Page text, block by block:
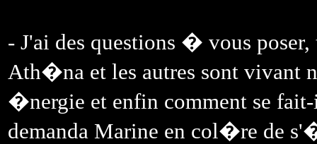
- J'ai des questions � vous
Ath�na et les autres sont vivant
�nergie et enfin comment se
demanda Marine en col�re de